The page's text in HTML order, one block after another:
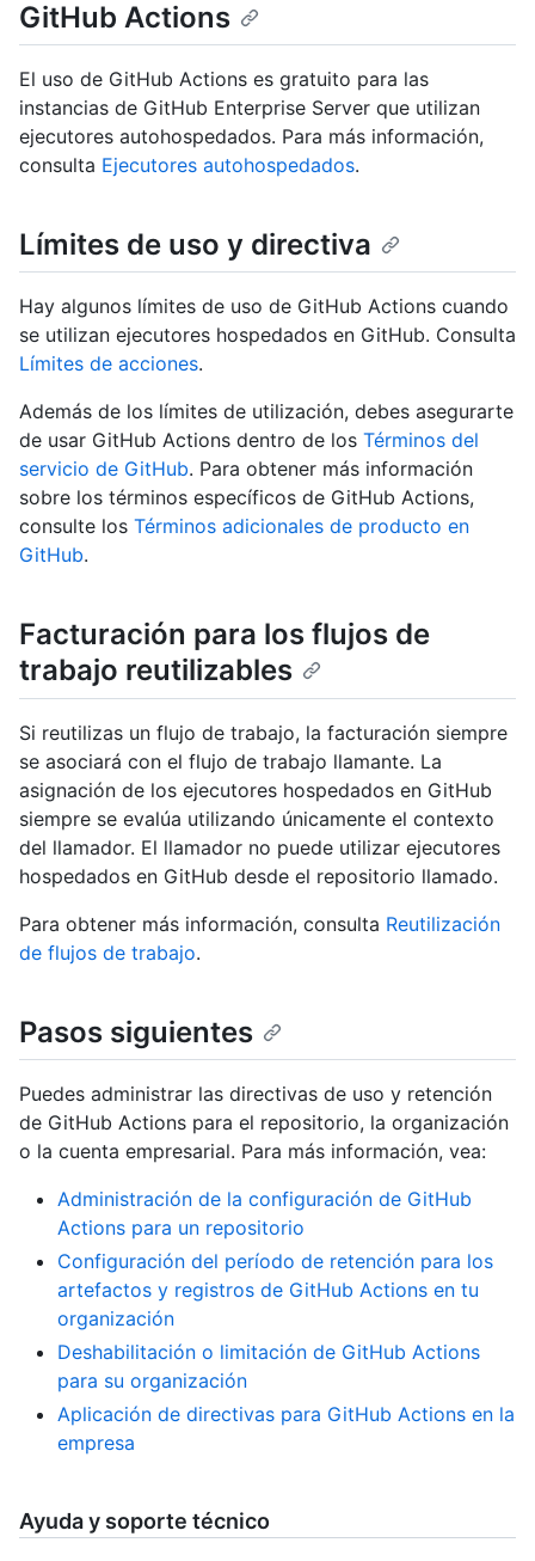
GitHub Actions
El uso de GitHub Actions es gratuito para las
instancias de GitHub Enterprise Server que utilizan
ejecutores autohospedados. Para más información,
consulta Ejecutores autohospedados.
Límites de uso y directiva
Hay algunos límites de uso de GitHub Actions cuando
se utilizan ejecutores hospedados en GitHub. Consulta
Límites de acciones.
Además de los límites de utilización, debes asegurarte
de usar GitHub Actions dentro de los Términos del
servicio de GitHub. Para obtener más información
sobre los términos específicos de GitHub Actions,
consulte los Términos adicionales de producto en
GitHub.
Facturación para los flujos de
trabajo reutilizables
Si reutilizas un flujo de trabajo, la facturación siempre
se asociará con el flujo de trabajo llamante. La
asignación de los ejecutores hospedados en GitHub
siempre se evalúa utilizando únicamente el contexto
del llamador. El llamador no puede utilizar ejecutores
hospedados en GitHub desde el repositorio llamado.
Para obtener más información, consulta Reutilización
de flujos de trabajo.
Pasos siguientes
Puedes administrar las directivas de uso y retención
de GitHub Actions para el repositorio, la organización
o la cuenta empresarial. Para más información, vea:
Administración de la configuración de GitHub
Actions para un repositorio
Configuración del período de retención para los
artefactos y registros de GitHub Actions en tu
organización
Deshabilitación o limitación de GitHub Actions
para su organización
Aplicación de directivas para GitHub Actions en la
empresa
Ayuda y soporte técnico